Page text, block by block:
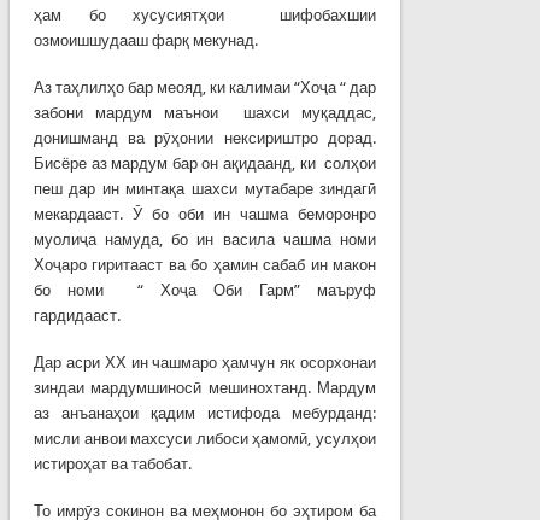
ҳам бо хусусиятҳои шифобахшии
озмоишшудааш фарқ мекунад.
Аз таҳлилҳо бар меояд, ки калимаи “Хоҷа “ дар
забони мардум маънои шахси муқаддас,
донишманд ва рӯҳонии нексириштро дорад.
Бисёре аз мардум бар он ақидаанд, ки солҳои
пеш дар ин минтақа шахси мутабаре зиндагӣ
мекардааст. Ӯ бо оби ин чашма беморонро
муолиҷа намуда, бо ин васила чашма номи
Хоҷаро гиритааст ва бо ҳамин сабаб ин макон
бо номи “ Хоҷа Оби Гарм” маъруф
гардидааст.
Дар асри ХХ ин чашмаро ҳамчун як осорхонаи
зиндаи мардумшиносӣ мешинохтанд. Мардум
аз анъанаҳои қадим истифода мебурданд:
мисли анвои махсуси либоси ҳамомӣ, усулҳои
истироҳат ва табобат.
То имрӯз сокинон ва меҳмонон бо эҳтиром ба